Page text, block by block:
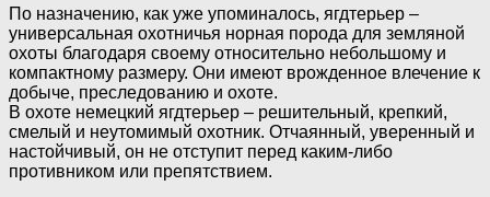
По назначению, как уже упоминалось, ягдтерьер –
универсальная охотничья норная порода для земляной
охоты благодаря своему относительно небольшому и
компактному размеру. Они имеют врожденное влечение к
добыче, преследованию и охоте.
В охоте немецкий ягдтерьер – решительный, крепкий,
смелый и неутомимый охотник. Отчаянный, уверенный и
настойчивый, он не отступит перед каким-либо
противником или препятствием.